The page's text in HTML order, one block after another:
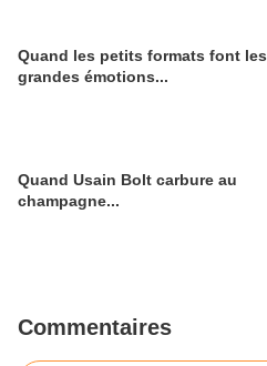
Quand les petits formats font les
grandes émotions...
Quand Usain Bolt carbure au
champagne...
Commentaires